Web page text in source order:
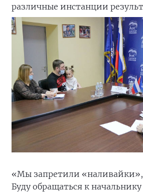
различные инстанции
«Мы запретили
Буду обращаться к